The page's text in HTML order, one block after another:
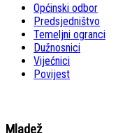
Općinski odbor
Predsjedništvo
Temeljni ogranci
Dužnosnici
Vijećnici
Povijest
Mladež